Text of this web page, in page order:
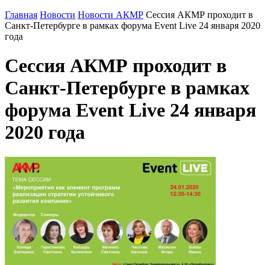
Главная Новости Новости АКМР Сессия АКМР проходит в
Санкт-Петербурге в рамках форума Event Live 24 января 2020
года
Сессия АКМР проходит в
Санкт-Петербурге в рамках
форума Event Live 24 января
2020 года